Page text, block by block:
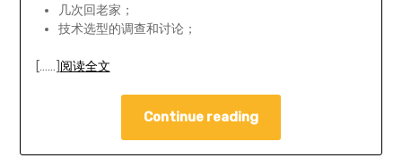
几次回老家；
技术选型的调查和讨论；
[……] 阅读全文
Continue reading